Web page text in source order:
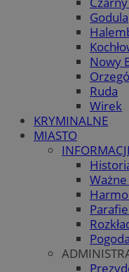
Godula
Nowy
Ruda
Wirek
KRYMINALNE
MIASTO